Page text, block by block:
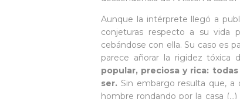
Aunque la intérprete llegó a
conjeturas respecto a su vida
cebándose con ella. Su caso es
parece añorar la rigidez tóxica
popular, preciosa y rica:
ser. Sin embargo resulta que,
hombre rondando por la casa